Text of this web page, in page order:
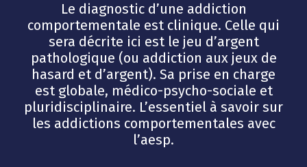
Le diagnostic d’une addiction
comportementale est clinique. Celle qui
sera décrite ici est le jeu d’argent
pathologique (ou addiction aux jeux de
hasard et d’argent). Sa prise en charge
est globale, médico-psycho-sociale et
pluridisciplinaire. L’essentiel à savoir sur
les addictions comportementales avec
l’aesp.